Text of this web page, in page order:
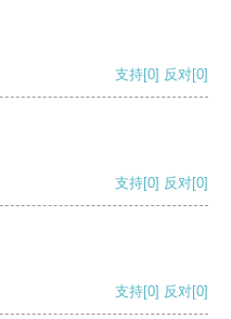
支持[0] 反对[0]
支持[0] 反对[0]
支持[0] 反对[0]